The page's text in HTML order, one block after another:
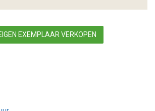
EXEMPLAAR VERKOPEN